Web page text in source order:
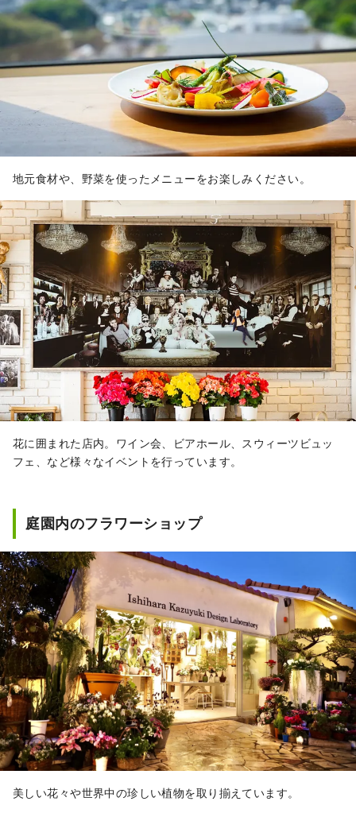
地元食材や、野菜を使ったメニューをお楽しみください。
花に囲まれた店内。ワイン会、ビアホール、スウィーツビュッ
フェ、など様々なイベントを行っています。
庭園内のフラワーショップ
美しい花々や世界中の珍しい植物を取り揃えています。